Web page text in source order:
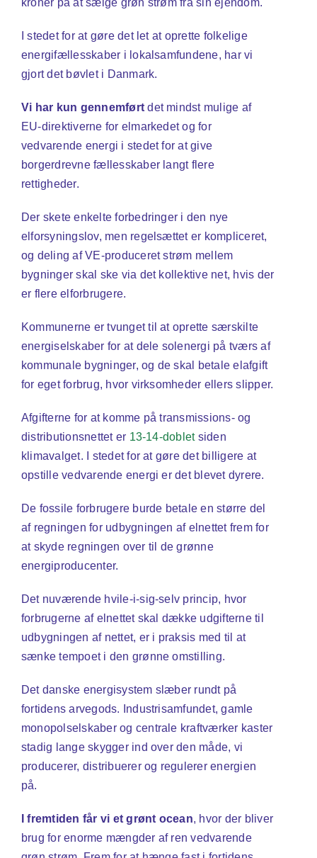
kroner på at sælge grøn strøm fra sin ejendom.
I stedet for at gøre det let at oprette folkelige
energifællesskaber i lokalsamfundene, har vi
gjort det bøvlet i Danmark.
Vi har kun gennemført det mindst mulige af
EU-direktiverne for elmarkedet og for
vedvarende energi i stedet for at give
borgerdrevne fællesskaber langt flere
rettigheder.
Der skete enkelte forbedringer i den nye
elforsyningslov, men regelsættet er kompliceret,
og deling af VE-produceret strøm mellem
bygninger skal ske via det kollektive net, hvis der
er flere elforbrugere.
Kommunerne er tvunget til at oprette særskilte
energiselskaber for at dele solenergi på tværs af
kommunale bygninger, og de skal betale elafgift
for eget forbrug, hvor virksomheder ellers slipper.
Afgifterne for at komme på transmissions- og
distributionsnettet er 13-14-dobletsiden
klimavalget. I stedet for at gøre det billigere at
opstille vedvarende energi er det blevet dyrere.
De fossile forbrugere burde betale en større del
af regningen for udbygningen af elnettet frem for
at skyde regningen over til de grønne
energiproducenter.
Det nuværende hvile-i-sig-selv princip, hvor
forbrugerne af elnettet skal dække udgifterne til
udbygningen af nettet, er i praksis med til at
sænke tempoet i den grønne omstilling.
Det danske energisystem slæber rundt på
fortidens arvegods. Industrisamfundet, gamle
monopolselskaber og centrale kraftværker kaster
stadig lange skygger ind over den måde, vi
producerer, distribuerer og regulerer energien
på.
I fremtiden får vi et grønt ocean, hvor der bliver
brug for enorme mængder af ren vedvarende